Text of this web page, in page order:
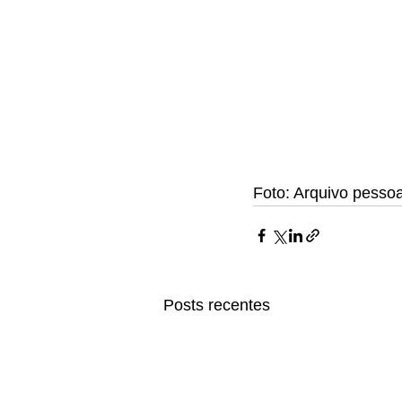
Foto: Arquivo
Posts recentes